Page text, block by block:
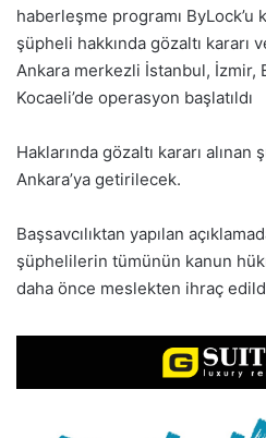
haberleşme programı ByLock’u
şüpheli hakkında gözaltı kararı
Ankara merkezli İstanbul, İzmir,
Kocaeli’de operasyon başlatıldı
Haklarında gözaltı kararı
Ankara’ya getirilecek.
Başsavcılıktan yapılan
şüphelilerin tümünün kanun
daha önce meslekten ihraç